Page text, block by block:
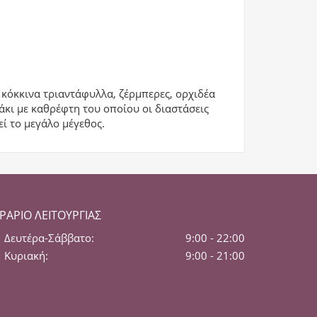
τριαντάφυλλα, ζέρμπερες, ορχιδέα
με καθρέφτη του οποίου οι διαστάσεις
το μεγάλο μέγεθος.
ΛΕΙΤΟΥΡΓΊΑΣ
Δευτέρα-Σάββατο:
9:00 - 22:00
Κυριακή:
9:00 - 21:00